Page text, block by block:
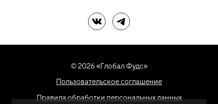
Мы в ВКМы в Telegram
© 2026 «Глобал Фудс»
Пользовательское соглашение
Правила обработки персональных данных